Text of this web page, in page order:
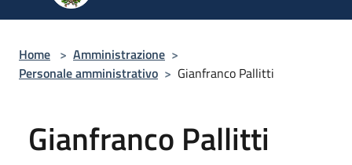
Home > Amministrazione >
Personale amministrativo > Gianfranco Pallitti
Gianfranco Pallitti